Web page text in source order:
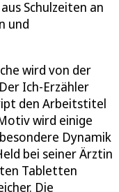
Schulzeiten an
und
wird von der
Ich-Erzähler
den Arbeitstitel
wird einige
Dynamik
bei seiner Ärztin
Tabletten
Die